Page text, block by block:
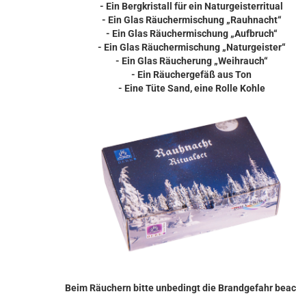
- Ein Bergkristall für ein Naturgeisterritual
- Ein Glas Räuchermischung „Rauhnacht“
- Ein Glas Räuchermischung „Aufbruch“
- Ein Glas Räuchermischung „Naturgeister“
- Ein Glas Räucherung „Weihrauch“
- Ein Räuchergefäß aus Ton
- Eine Tüte Sand, eine Rolle Kohle
Beim Räuchern bitte unbedingt die Brandgefahr